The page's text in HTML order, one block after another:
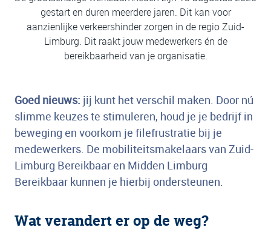
gestart en duren meerdere jaren. Dit kan voor
aanzienlijke verkeershinder zorgen in de regio Zuid-
Limburg. Dit raakt jouw medewerkers én de
bereikbaarheid van je organisatie.
Goed nieuws: jij kunt het verschil maken. Door nú
slimme keuzes te stimuleren, houd je je bedrijf in
beweging en voorkom je filefrustratie bij je
medewerkers. De mobiliteitsmakelaars van Zuid-
Limburg Bereikbaar en Midden Limburg
Bereikbaar kunnen je hierbij ondersteunen.
Wat verandert er op de weg?